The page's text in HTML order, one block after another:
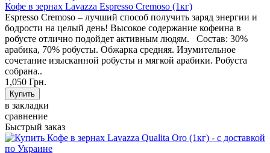
Кофе в зернах Lavazza Espresso Cremoso (1кг)
Espresso Cremoso – лучший способ получить заряд энергии и
бодрости на целый день! Высокое содержание кофеина в
робусте отлично подойдет активным людям. Состав: 30%
арабика, 70% робусты. Обжарка средняя. Изумительное
сочетание изысканной робусты и мягкой арабики. Робуста
собрана..
1,050 Грн.
в закладки
сравнение
Быстрый заказ